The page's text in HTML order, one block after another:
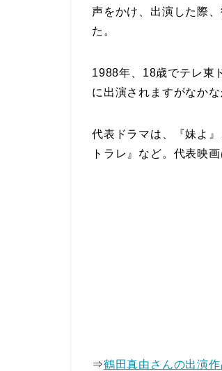
声をかけ、出演した際
た。
1988年、18歳でテレ東
に出演されますがなか
代表ドラマは、『妹よ
トラレ』など。代表映
⇒鶴田真由さんの出演